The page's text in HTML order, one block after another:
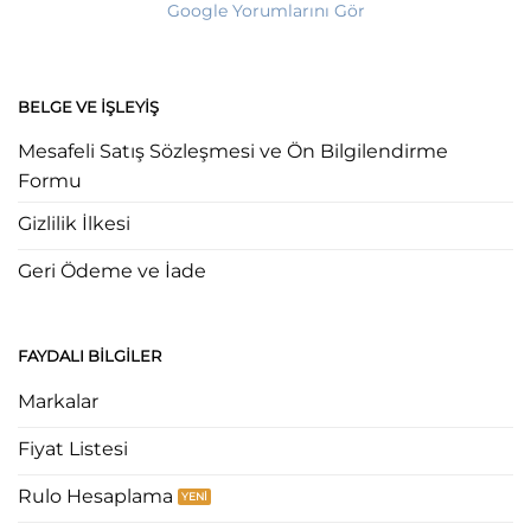
Google Yorumlarını Gör
BELGE VE İŞLEYIŞ
Mesafeli Satış Sözleşmesi ve Ön Bilgilendirme
Formu
Gizlilik İlkesi
Geri Ödeme ve İade
FAYDALI BILGILER
Markalar
Fiyat Listesi
Rulo Hesaplama